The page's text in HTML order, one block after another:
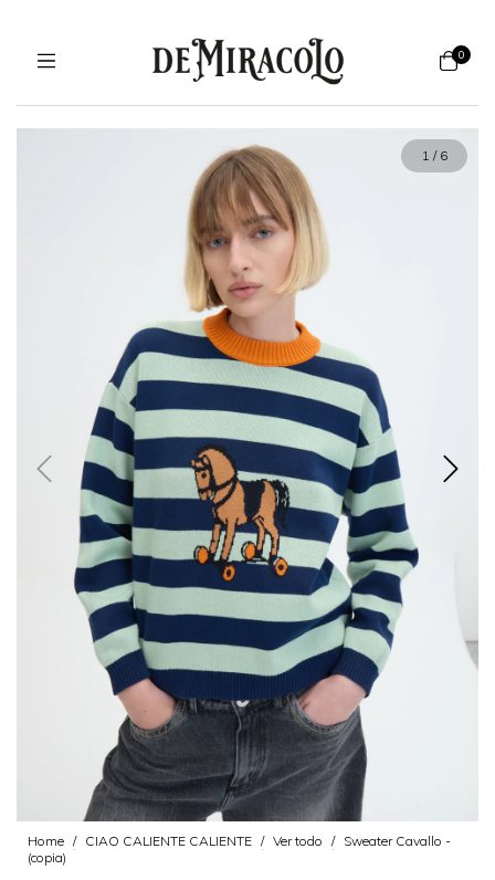
0
1 / 6
Home / CIAO CALIENTE CALIENTE / Ver todo / Sweater Cavallo -
(copia)